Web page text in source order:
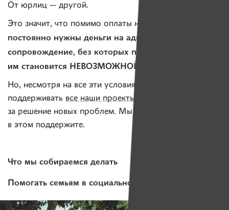
От юрлиц — другой.
Это значит, что помимо оплаты налогов нам
постоянно нужны деньги на административное
сопровождение, без которых помощь
им становится НЕВОЗМОЖНОЙ
Но, несмотря на все эти условия, мы продолжаем
поддерживать все наши проекты
за решение новых проблем. Мы верим, что вы нас
в этом поддержите.
Что мы собираемся делать
Помогать семьям в социально опасном положении